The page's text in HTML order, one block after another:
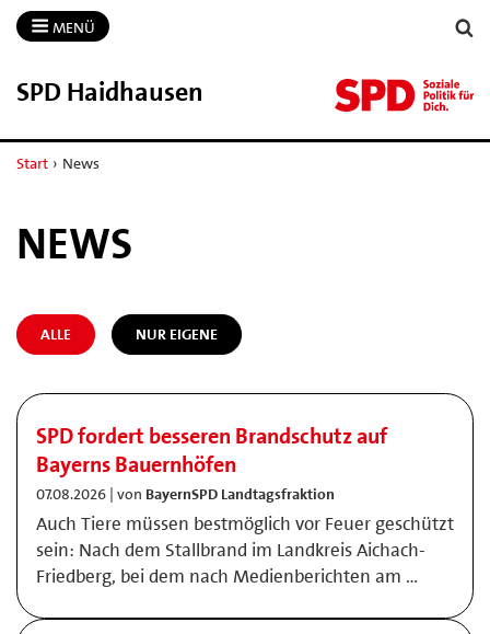
MENÜ
SPD Haidhausen
Start › News
NEWS
ALLE NUR EIGENE
SPD fordert besseren Brandschutz auf
Bayerns Bauernhöfen
07.08.2026 | von BayernSPD Landtagsfraktion
Auch Tiere müssen bestmöglich vor Feuer geschützt
sein: Nach dem Stallbrand im Landkreis Aichach-
Friedberg, bei dem nach Medienberichten am …